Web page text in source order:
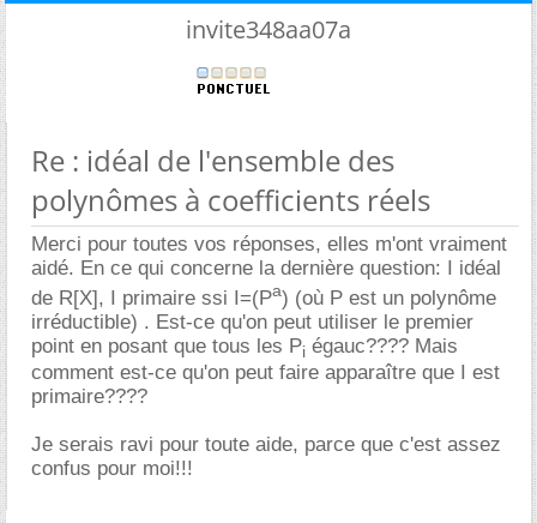
invite348aa07a
Re : idéal de l'ensemble des
polynômes à coefficients réels
Merci pour toutes vos réponses, elles m'ont vraiment
aidé. En ce qui concerne la dernière question: I idéal
de R[X], I primaire ssi I=(Pa) (où P est un polynôme
irréductible) . Est-ce qu'on peut utiliser le premier
point en posant que tous les Pi égauc???? Mais
comment est-ce qu'on peut faire apparaître que I est
primaire????
Je serais ravi pour toute aide, parce que c'est assez
confus pour moi!!!